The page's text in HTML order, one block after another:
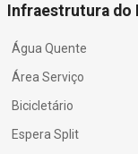
Infraestrutura do
Água Quente
Área Serviço
Bicicletário
Espera Split